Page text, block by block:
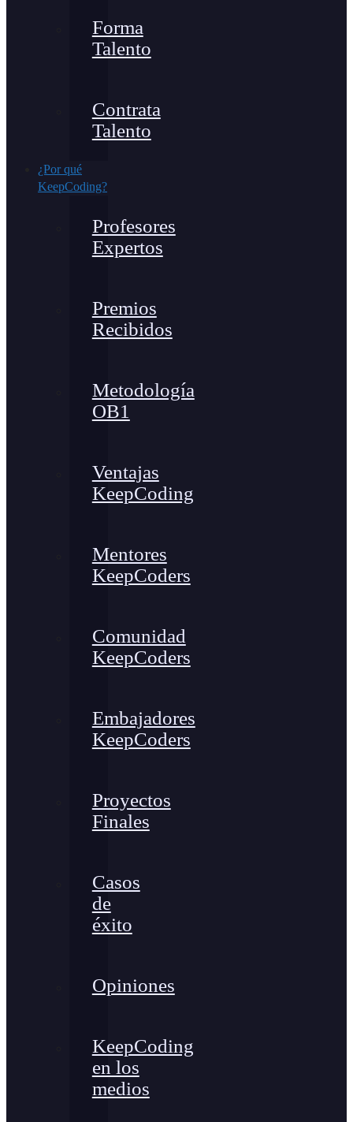
Forma
Talento
Contrata
Talento
¿Por qué
KeepCoding?
Profesores
Expertos
Premios
Recibidos
Metodología
OB1
Ventajas
KeepCoding
Mentores
KeepCoders
Comunidad
KeepCoders
Embajadores
KeepCoders
Proyectos
Finales
Casos
de
éxito
Opiniones
KeepCoding
en los
medios